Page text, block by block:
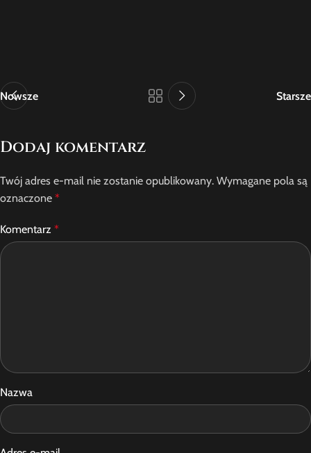
Nowsze Starsze
Dodaj komentarz
Twój adres e-mail nie zostanie opublikowany. Wymagane pola są
oznaczone *
Komentarz *
Nazwa